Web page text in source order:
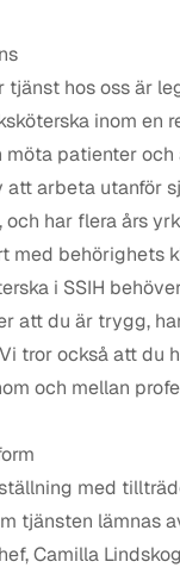
tjänst hos oss är
inom en
möta patienter
att arbeta utanför
och har flera års
med behörighets
i SSIH
att du är trygg,
tror också att du
och mellan
med
tjänsten lämnas
Camilla